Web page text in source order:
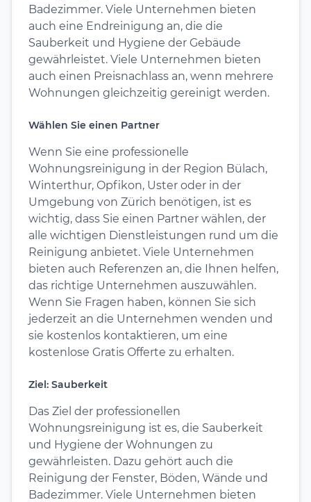
Badezimmer. Viele Unternehmen bieten
auch eine Endreinigung an, die die
Sauberkeit und Hygiene der Gebäude
gewährleistet. Viele Unternehmen bieten
auch einen Preisnachlass an, wenn mehrere
Wohnungen gleichzeitig gereinigt werden.
Wählen Sie einen Partner
Wenn Sie eine professionelle
Wohnungsreinigung in der Region Bülach,
Winterthur, Opfikon, Uster oder in der
Umgebung von Zürich benötigen, ist es
wichtig, dass Sie einen Partner wählen, der
alle wichtigen Dienstleistungen rund um die
Reinigung anbietet. Viele Unternehmen
bieten auch Referenzen an, die Ihnen helfen,
das richtige Unternehmen auszuwählen.
Wenn Sie Fragen haben, können Sie sich
jederzeit an die Unternehmen wenden und
sie kostenlos kontaktieren, um eine
kostenlose Gratis Offerte zu erhalten.
Ziel: Sauberkeit
Das Ziel der professionellen
Wohnungsreinigung ist es, die Sauberkeit
und Hygiene der Wohnungen zu
gewährleisten. Dazu gehört auch die
Reinigung der Fenster, Böden, Wände und
Badezimmer. Viele Unternehmen bieten